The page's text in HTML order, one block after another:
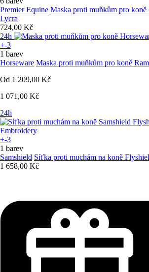
Premier Equine Maska proti muňkům pro
Lycra
724,00 Kč
24h
+-3
1 barev
Horseware Maska proti muňkům pro koně
Od 1 209,00 Kč
1 071,00 Kč
24h
+-3
1 barev
Samshield Síťka proti muchám na koně
1 658,00 Kč